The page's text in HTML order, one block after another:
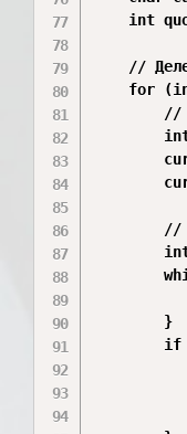
int
//
for
//
//
        }
if